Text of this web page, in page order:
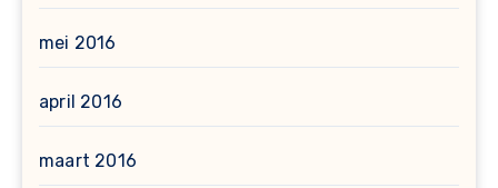
mei 2016
april 2016
maart 2016